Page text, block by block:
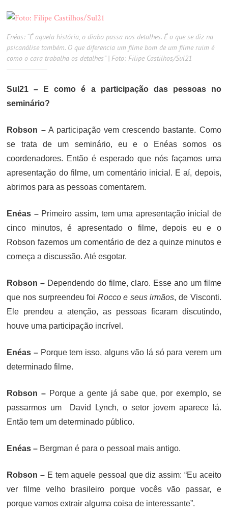
Enéas: “É aquela história, o diabo passa nos detalhes. É o que se diz na
psicanálise também. O que diferencia um filme bom de um filme ruim é
como o cara trabalha os detalhes” | Foto: Filipe Castilhos/Sul21
Sul21 – E como é a participação das pessoas no
seminário?
Robson –A participação vem crescendo bastante. Como
se trata de um seminário, eu e o Enéas somos os
coordenadores. Então é esperado que nós façamos uma
apresentação do filme, um comentário inicial. E aí, depois,
abrimos para as pessoas comentarem.
Enéas –Primeiro assim, tem uma apresentação inicial de
cinco minutos, é apresentado o filme, depois eu e o
Robson fazemos um comentário de dez a quinze minutos e
começa a discussão. Até esgotar.
Robson – Dependendo do filme, claro. Esse ano um filme
que nos surpreendeu foi Rocco e seus irmãos, de Visconti.
Ele prendeu a atenção, as pessoas ficaram discutindo,
houve uma participação incrível.
Enéas – Porque tem isso, alguns vão lá só para verem um
determinado filme.
Robson – Porque a gente já sabe que, por exemplo, se
passarmos um David Lynch, o setor jovem aparece lá.
Então tem um determinado público.
Enéas – Bergman é para o pessoal mais antigo.
Robson – E tem aquele pessoal que diz assim: “Eu aceito
ver filme velho brasileiro porque vocês vão passar, e
porque vamos extrair alguma coisa de interessante”.